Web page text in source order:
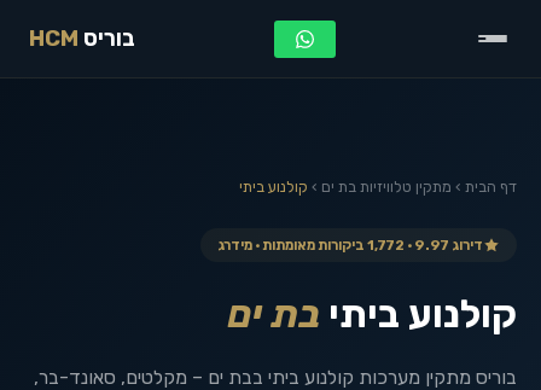
בוריס HCM
דף הבית › מתקין טלוויזיות בת ים › קולנוע ביתי
דירוג 9.97 · 1,772 ביקורות מאומתות · מידרג
קולנוע ביתי בת ים
בוריס מתקין מערכות קולנוע ביתי בבת ים – מקלטים, סאונד-בר,